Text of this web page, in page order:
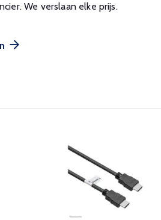
We verslaan elke prijs.